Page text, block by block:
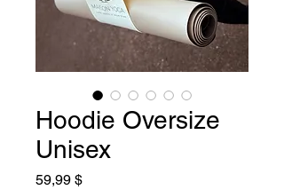
Hoodie Oversize
Unisex
59,99 $Prix